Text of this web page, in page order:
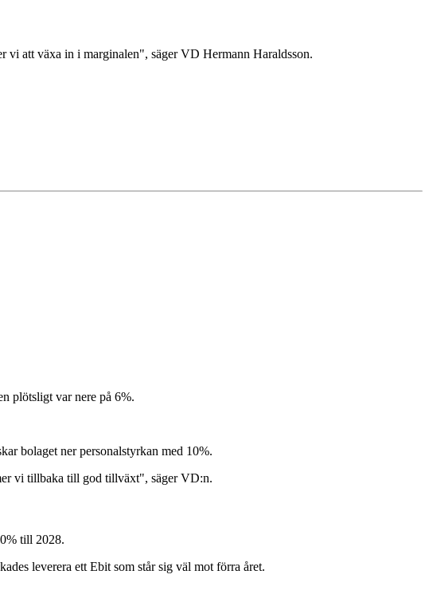
att växa in i marginalen", säger VD Hermann Haraldsson.
plötsligt var nere på 6%.
bolaget ner personalstyrkan med 10%.
vi tillbaka till god tillväxt", säger VD:n.
till 2028.
leverera ett Ebit som står sig väl mot förra året.